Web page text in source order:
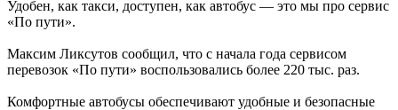
Удобен, как такси, доступен, как автобус — это мы про сервис
«По пути».
Максим Ликсутов сообщил, что с начала года сервисом
перевозок «По пути» воспользовались более 220 тыс. раз.
Комфортные автобусы обеспечивают удобные и безопасные